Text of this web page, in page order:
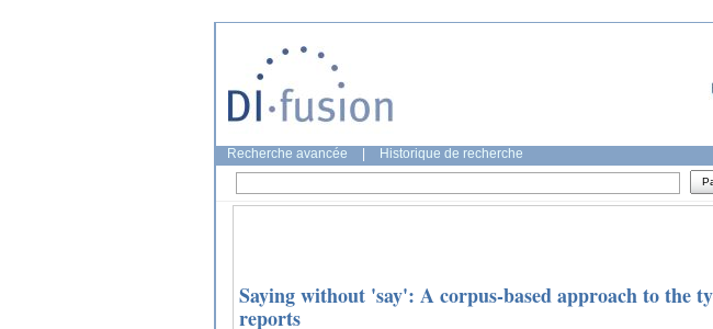
Recherche avancée Historique de recherche
Saying without 'say': A corpus-based approach to the
reports